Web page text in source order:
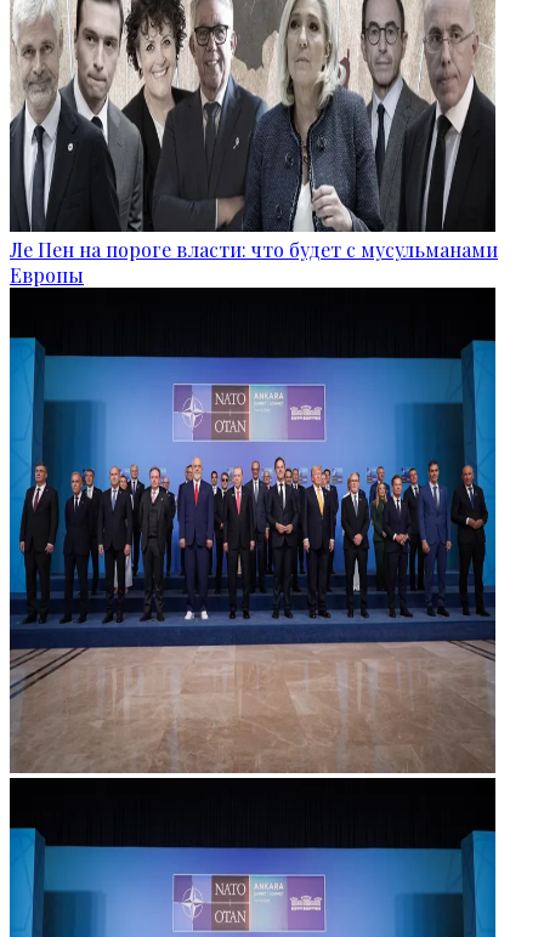
Ле Пен на пороге власти: что будет с мусульманами
Европы